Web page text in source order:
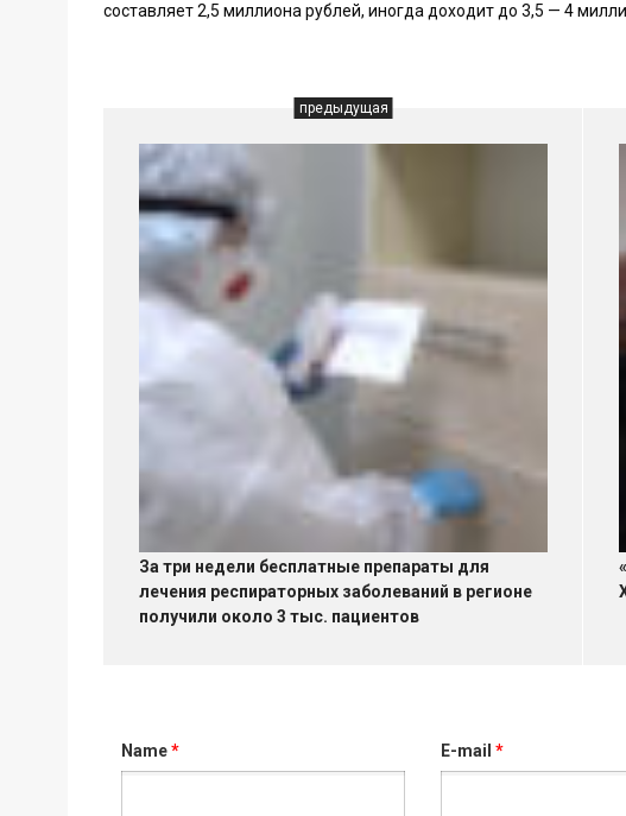
составляет 2,5 миллиона рублей, иногда доходит до 3,5 — 4
предыдущая
За три недели бесплатные препараты для
лечения респираторных заболеваний в регионе
получили около 3 тыс. пациентов
Name* E-mail*